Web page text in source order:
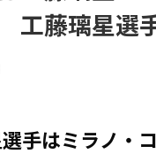
藤璃星選
手はミラノ・